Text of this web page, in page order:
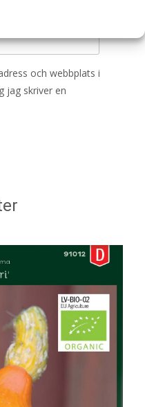
och webbplats i
jag skriver en